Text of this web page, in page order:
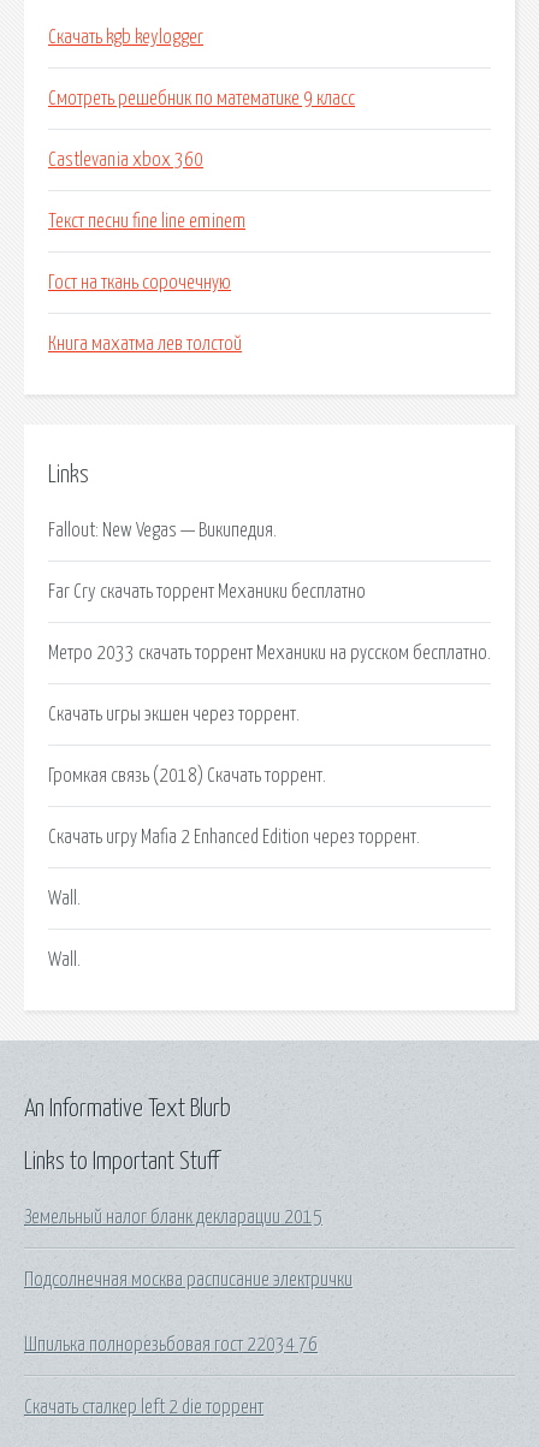
Скачать kgb keylogger
Смотреть решебник по математике 9 класс
Castlevania xbox 360
Текст песни fine line eminem
Гост на ткань сорочечную
Книга махатма лев толстой
Links
Fallout: New Vegas — Википедия.
Far Cry скачать торрент Механики бесплатно
Метро 2033 скачать торрент Механики на русском бесплатно.
Скачать игры экшен через торрент.
Громкая связь (2018) Скачать торрент.
Скачать игру Mafia 2 Enhanced Edition через торрент.
Wall.
Wall.
Links to Important Stuff
Земельный налог бланк декларации 2015
Подсолнечная москва расписание электрички
Шпилька полнорезьбовая гост 22034 76
Скачать сталкер left 2 die торрент
An Informative Text Blurb